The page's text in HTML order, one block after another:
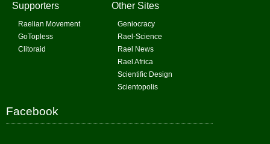
Supporters
Raelian Movement
GoTopless
Clitoraid
Other Sites
Geniocracy
Rael-Science
Rael News
Rael Africa
Scientific Design
Scientopolis
Facebook